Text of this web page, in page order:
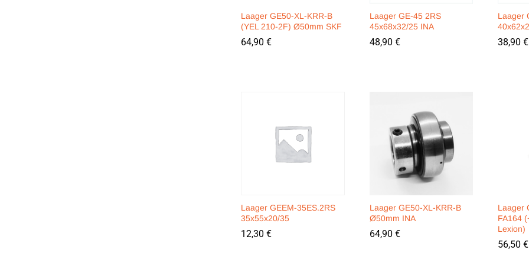
Laager GE50-XL-KRR-B
(YEL 210-2F) Ø50mm SKF
64,90 €
64,90 €
Laager GE-45 2RS
45x68x32/25 INA
48,90 €
48,90 €
Laager
38,90 €
38,90 €
Laager GEEM-35ES.2RS
35x55x20/35
12,30 €
12,30 €
Laager GE50-XL-KRR-B
Ø50mm INA
64,90 €
64,90 €
Laager
FA164
Lexion)
56,50 €
56,50 €